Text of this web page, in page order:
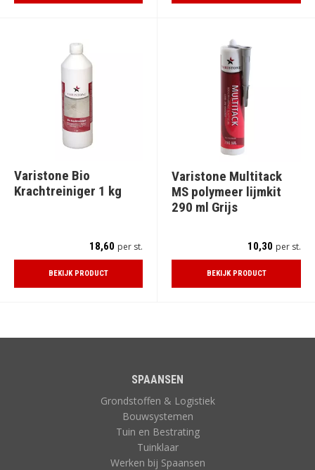
Varistone Bio
Krachtreiniger 1 kg
18,60 per st.
BEKIJK PRODUCT
Varistone Multitack
MS polymeer lijmkit
290 ml Grijs
10,30 per st.
BEKIJK PRODUCT
SPAANSEN
Grondstoffen & Logistiek
Bouwsystemen
Tuin en Bestrating
Tuinklaar
Werken bij Spaansen